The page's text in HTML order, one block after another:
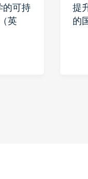
的可持
英
提
的